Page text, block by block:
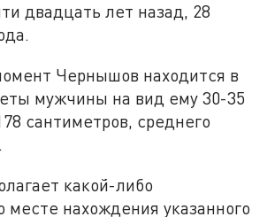
двадцать лет назад, 28
Чернышов находится в
мужчины на вид ему 30-35
сантиметров, среднего
какой-либо
нахождения указанного